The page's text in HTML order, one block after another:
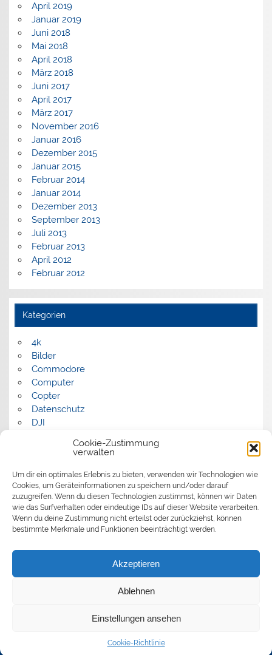
Cookie-Zustimmung
verwalten
Um dir ein optimales Erlebnis zu bieten, verwenden wir Technologien wie
Cookies, um Geräteinformationen zu speichern und/oder darauf
zuzugreifen. Wenn du diesen Technologien zustimmst, können wir Daten
wie das Surfverhalten oder eindeutige IDs auf dieser Website verarbeiten.
Wenn du deine Zustimmung nicht erteilst oder zurückziehst, können
bestimmte Merkmale und Funktionen beeinträchtigt werden.
Akzeptieren
Ablehnen
Einstellungen ansehen
Cookie-Richtlinie
April 2019
Januar 2019
Juni 2018
Mai 2018
April 2018
März 2018
Juni 2017
April 2017
März 2017
November 2016
Januar 2016
Dezember 2015
Januar 2015
Februar 2014
Januar 2014
Dezember 2013
September 2013
Juli 2013
Februar 2013
April 2012
Februar 2012
Kategorien
4k
Bilder
Commodore
Computer
Copter
Datenschutz
DJI
Panorama
Politik
Retrocomputer
Uncategorized
Video
Erstellt mitWordPressund